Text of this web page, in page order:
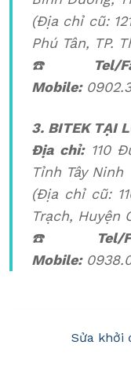
(Địa chỉ cũ:
Phú Tân, TP.
☎️
Tel/
Mobile:
3. BITEK TẠI
Địa chỉ:110
Tỉnh Tây Ninh
(Địa chỉ cũ:
Trạch, Huyện
☎️
Tel/
Mobile:
Sửa khởi